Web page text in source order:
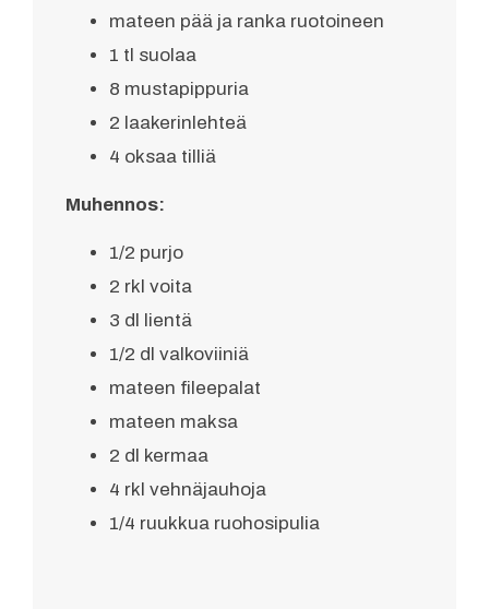
mateen pää ja ranka ruotoineen
1 tl suolaa
8 mustapippuria
2 laakerinlehteä
4 oksaa tilliä
Muhennos:
1/2 purjo
2 rkl voita
3 dl lientä
1/2 dl valkoviiniä
mateen fileepalat
mateen maksa
2 dl kermaa
4 rkl vehnäjauhoja
1/4 ruukkua ruohosipulia